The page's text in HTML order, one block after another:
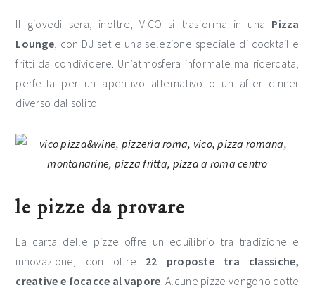
Il giovedì sera, inoltre, VICO si trasforma in una Pizza
Lounge, con DJ set e una selezione speciale di cocktail e
fritti da condividere. Un’atmosfera informale ma ricercata,
perfetta per un aperitivo alternativo o un after dinner
diverso dal solito.
le pizze da provare
La carta delle pizze offre un equilibrio tra tradizione e
innovazione, con oltre 22 proposte tra classiche,
creative e focacce al vapore. Alcune pizze vengono cotte